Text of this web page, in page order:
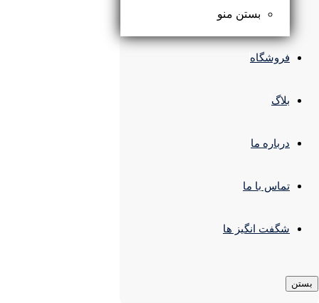
بستن منو
فروشگاه
بلاگ
درباره ما
تماس با ما
شگفت انگیز ها
بستن
رابط الکتریکال مستقیم چراغ
۳۷۰,۰۰۰تومان